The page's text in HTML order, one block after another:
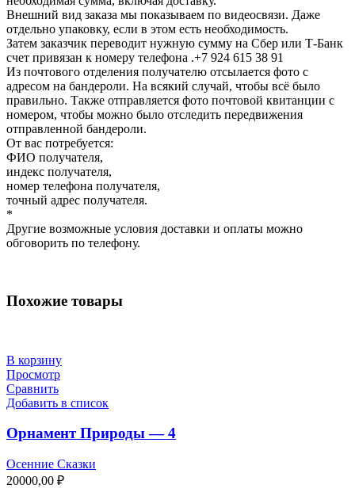
Внешний вид заказа мы показываем по видеосвязи. Даже
отдельно упаковку, если в этом есть необходимость.
Затем заказчик переводит нужную сумму на Сбер или Т-Банк
счет привязан к номеру телефона .+7 924 615 38 91
Из почтового отделения получателю отсылается фото с
адресом на бандероли. На всякий случай, чтобы всё было
правильно. Также отправляется фото почтовой квитанции с
номером, чтобы можно было отследить передвижения
отправленной бандероли.
От вас потребуется:
ФИО получателя,
индекс получателя,
номер телефона получателя,
точный адрес получателя.
*
Другие возможные условия доставки и оплаты можно
обговорить по телефону.
Похожие товары
В корзину
Просмотр
Сравнить
Добавить в список
Орнамент Природы — 4
Осенние Сказки
20000,00 ₽